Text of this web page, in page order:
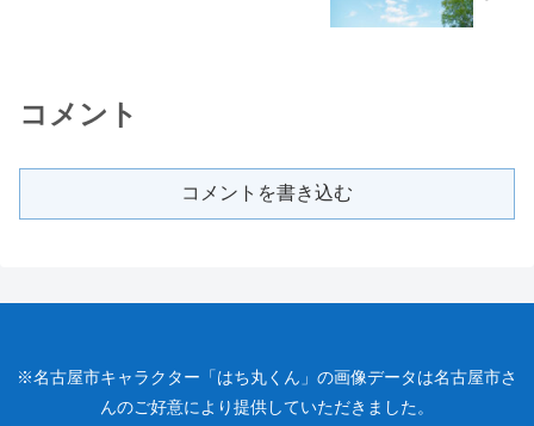
コメント
コメントを書き込む
※名古屋市キャラクター「はち丸くん」の画像データは名古屋市さ
んのご好意により提供していただきました。